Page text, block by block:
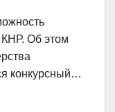
Об этом
конкурсный…